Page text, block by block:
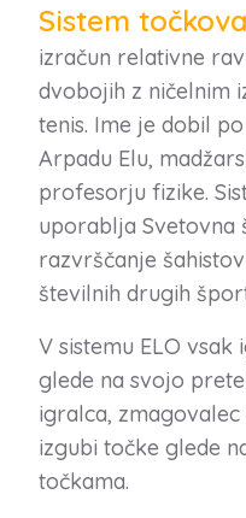
Sistem
izračun relativne
dvobojih z ničelnim
tenis. Ime je dobil
Arpadu Elu,
profesorju fizike.
uporablja Svetovna
razvrščanje
številnih drugih
V sistemu ELO
glede na svojo
igralca,
izgubi točke glede
točkama.